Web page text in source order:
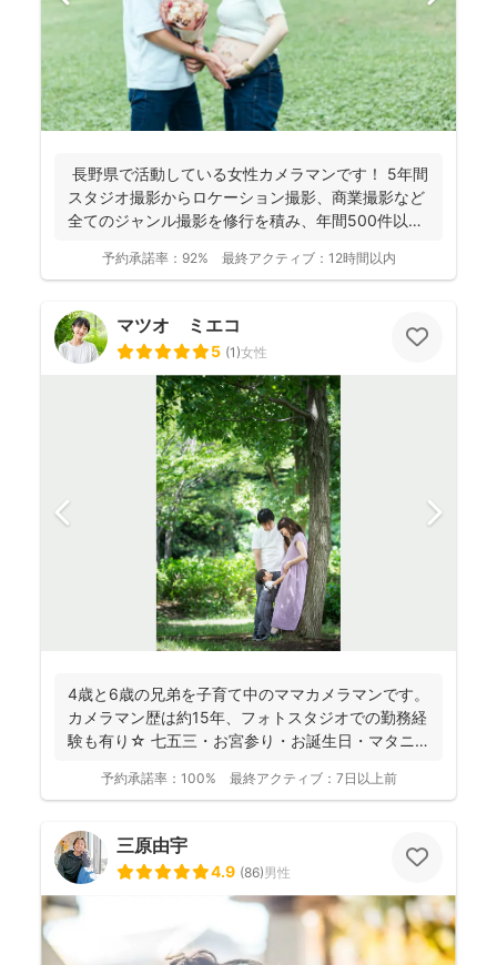
長野県で活動している女性カメラマンです！ 5年間
スタジオ撮影からロケーション撮影、商業撮影など
全てのジャンル撮影を修行を積み、年間500件以上
予約承諾率： 92% 最終アクティブ： 12時間以内
マツオ ミエコ
5 (1)女性
4歳と6歳の兄弟を子育て中のママカメラマンです。
カメラマン歴は約15年、フォトスタジオでの勤務経
験も有り☆ 七五三・お宮参り・お誕生日・マタニ
予約承諾率： 100% 最終アクティブ： 7日以上前
三原由宇
4.9 (86)男性